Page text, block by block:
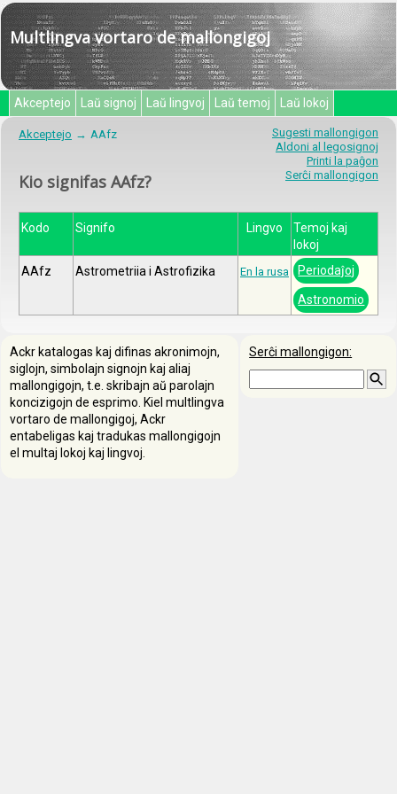
Multlingva vortaro de mallongigoj
Akceptejo Laŭ signoj Laŭ lingvoj Laŭ temoj Laŭ lokoj
Sugesti mallongigon
Aldoni al legosignoj
Printi la paĝon
Serĉi mallongigon
Akceptejo AAfz
Kio signifas AAfz?
Kodo Signifo Lingvo
Temoj kaj
lokoj
AAfz
Astrometriia i Astrofizika En la rusa Periodaĵoj
Astronomio
Serĉi mallongigon:
Ackr katalogas kaj difinas akronimojn,
siglojn, simbolajn signojn kaj aliaj
mallongigojn, t.e. skribajn aŭ parolajn
koncizigojn de esprimo. Kiel multlingva
vortaro de mallongigoj, Ackr
entabeligas kaj tradukas mallongigojn
el multaj lokoj kaj lingvoj.